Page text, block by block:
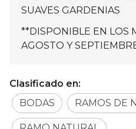
SUAVES GARDENIAS
**DISPONIBLE EN LOS
AGOSTO Y
Clasificado en:
BODAS
RAMOS DE